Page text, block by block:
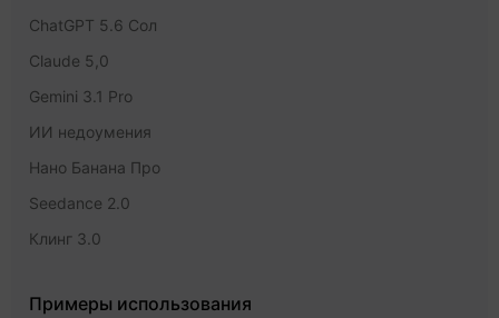
ChatGPT 5.6 Сол
Claude 5,0
Gemini 3.1 Pro
ИИ недоумения
Нано Банана Про
Seedance 2.0
Клинг 3.0
Примеры использования